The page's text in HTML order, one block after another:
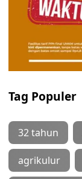
Tag Populer
32 tahun
agrikulur